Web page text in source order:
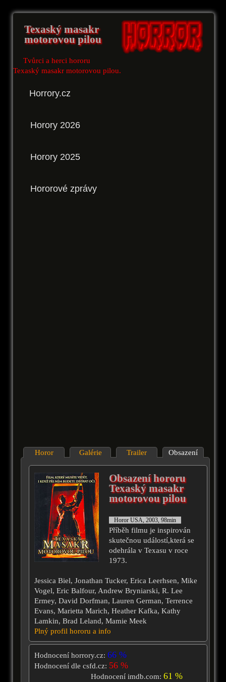
Texaský masakr
motorovou pilou
Tvůrci a herci hororu
Texaský masakr motorovou pilou.
Horrory.cz
Horory 2026
Horory 2025
Hororové zprávy
Horor Galérie Trailer Obsazení
Obsazení hororu
Texaský masakr
motorovou pilou
Horor USA, 2003, 98min
Příběh filmu je inspirován
skutečnou událostí,která se
odehrála v Texasu v roce
1973.
Jessica Biel, Jonathan Tucker, Erica Leerhsen, Mike
Vogel, Eric Balfour, Andrew Bryniarski, R. Lee
Ermey, David Dorfman, Lauren German, Terrence
Evans, Marietta Marich, Heather Kafka, Kathy
Lamkin, Brad Leland, Mamie Meek
Plný profil hororu a info
Hodnocení horrory.cz: 66 %
Hodnocení dle csfd.cz: 56 %
Hodnocení imdb.com:61 %